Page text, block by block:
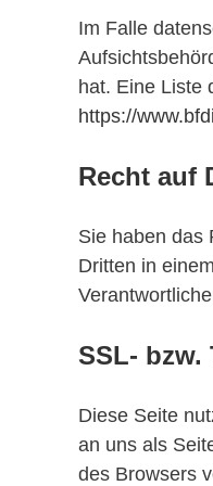
Im Falle
hat. Eine Liste
https://
Recht auf
Sie haben das
Dritten in
SSL- bzw.
Diese Seite
an uns als
des Browsers